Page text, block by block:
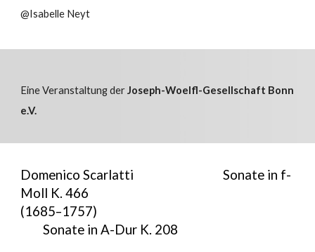
@Isabelle Neyt
Eine Veranstaltung derJoseph-Woelfl-Gesellschaft Bonn
e.V.
Domenico Scarlatti
Sonate in f-
Moll K. 466
(1685–1757)
Sonate in A-Dur K. 208